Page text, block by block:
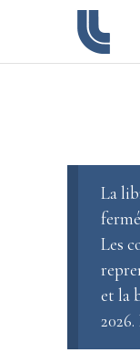
La
Les
et la